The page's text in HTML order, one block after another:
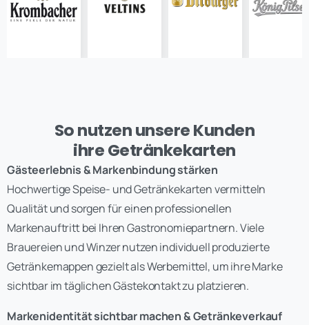
So nutzen unsere Kunden
ihre Getränkekarten
Gästeerlebnis & Markenbindung stärken
Hochwertige Speise- und Getränkekarten vermitteln
Qualität und sorgen für einen professionellen
Markenauftritt bei Ihren Gastronomiepartnern. Viele
Brauereien und Winzer nutzen individuell produzierte
Getränkemappen gezielt als Werbemittel, um ihre Marke
sichtbar im täglichen Gästekontakt zu platzieren.
Markenidentität sichtbar machen & Getränkeverkauf